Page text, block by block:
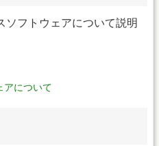
ソフトウェアについて説明
アについて